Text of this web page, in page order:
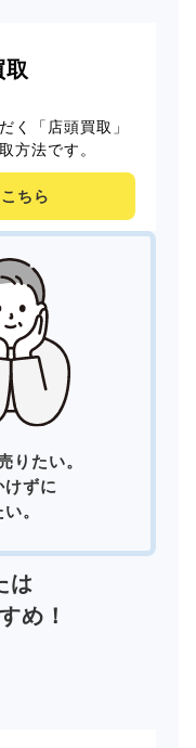
取
く「店頭買取」
方法です。
ちら
りたい。
ずに
。
は
め！